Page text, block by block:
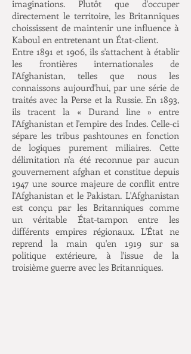
imaginations. Plutôt que d'occuper
directement le territoire, les Britanniques
choississent de maintenir une influence à
Kaboul en entretenant un État-client.
Entre 1891 et 1906, ils s'attachent à établir
les frontières internationales de
l'Afghanistan, telles que nous les
connaissons aujourd'hui, par une série de
traités avec la Perse et la Russie. En 1893,
ils tracent la « Durand line » entre
l'Afghanistan et l'empire des Indes. Celle-ci
sépare les tribus pashtounes en fonction
de logiques purement miliaires. Cette
délimitation n'a été reconnue par aucun
gouvernement afghan et constitue depuis
1947 une source majeure de conflit entre
l'Afghanistan et le Pakistan. L'Afghanistan
est conçu par les Britanniques comme
un véritable État-tampon entre les
différents empires régionaux. L'État ne
reprend la main qu'en 1919 sur sa
politique extérieure, à l'issue de la
troisième guerre avec les Britanniques.